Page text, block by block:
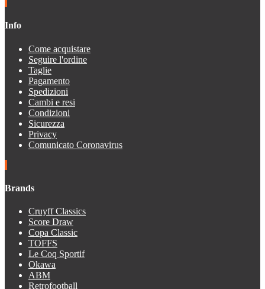
Info
Come acquistare
Seguire l'ordine
Taglie
Pagamento
Spedizioni
Cambi e resi
Condizioni
Sicurezza
Privacy
Comunicato Coronavirus
Brands
Cruyff Classics
Score Draw
Copa Classic
TOFFS
Le Coq Sportif
Okawa
ABM
Retrofootball